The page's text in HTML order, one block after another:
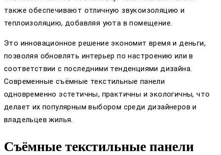
также обеспечивают отличную звукоизоляцию и
теплоизоляцию, добавляя уюта в помещение.
Это инновационное решение экономит время и деньги,
позволяя обновлять интерьер по настроению или в
соответствии с последними тенденциями дизайна.
Современные съёмные текстильные панели
одновременно эстетичны, практичны и экологичны, что
делает их популярным выбором среди дизайнеров и
владельцев жилья.
Съёмные текстильные панели